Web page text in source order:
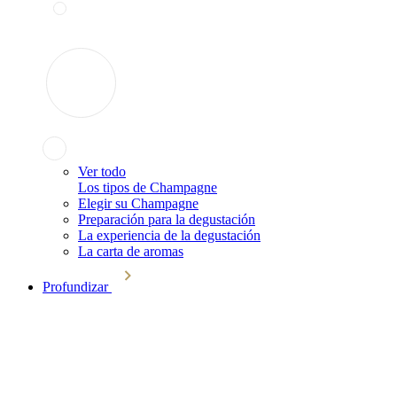
Ver todo
Los tipos de Champagne
Elegir su Champagne
Preparación para la degustación
La experiencia de la degustación
La carta de aromas
Profundizar